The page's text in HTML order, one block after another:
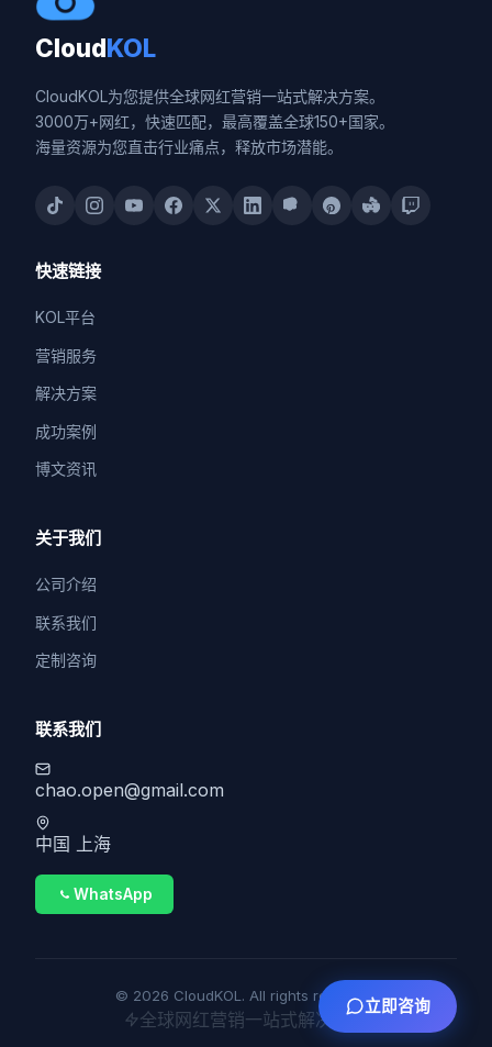
CloudKOL
CloudKOL为您提供全球网红营销一站式解决方案。
3000万+网红，快速匹配，最高覆盖全球150+国家。
海量资源为您直击行业痛点，释放市场潜能。
快速链接
KOL平台
营销服务
解决方案
成功案例
博文资讯
关于我们
公司介绍
联系我们
定制咨询
联系我们
chao.open@gmail.com
中国 上海
WhatsApp
© 2026 CloudKOL. All rights reserved.
全球网红营销一站式解决方案
立即咨询